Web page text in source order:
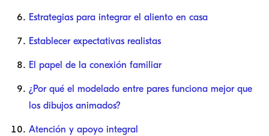
Estrategias para integrar el aliento en casa
Establecer expectativas realistas
El papel de la conexión familiar
¿Por qué el modelado entre pares funciona mejor que
los dibujos animados?
Atención y apoyo integral